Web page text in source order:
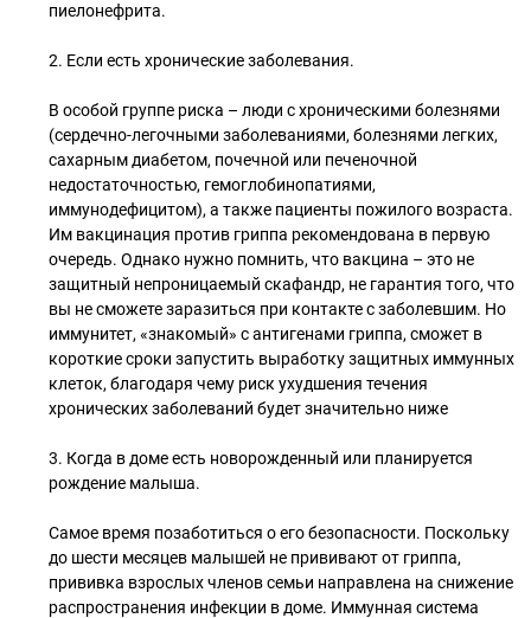
пиелонефрита.
2. Если есть хронические заболевания.
В особой группе риска – люди с хроническими болезнями
(сердечно-легочными заболеваниями, болезнями легких,
сахарным диабетом, почечной или печеночной
недостаточностью, гемоглобинопатиями,
иммунодефицитом), а также пациенты пожилого возраста.
Им вакцинация против гриппа рекомендована в первую
очередь. Однако нужно помнить, что вакцина – это не
защитный непроницаемый скафандр, не гарантия того, что
вы не сможете заразиться при контакте с заболевшим. Но
иммунитет, «знакомый» с антигенами гриппа, сможет в
короткие сроки запустить выработку защитных иммунных
клеток, благодаря чему риск ухудшения течения
хронических заболеваний будет значительно ниже
3. Когда в доме есть новорожденный или планируется
рождение малыша.
Самое время позаботиться о его безопасности. Поскольку
до шести месяцев малышей не прививают от гриппа,
прививка взрослых членов семьи направлена на снижение
распространения инфекции в доме. Иммунная система